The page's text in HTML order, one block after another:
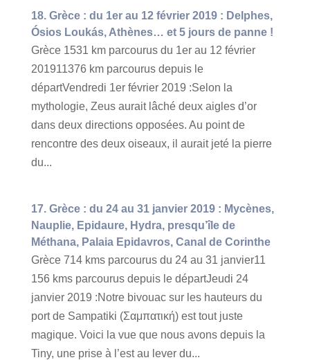
18. Grèce : du 1er au 12 février 2019 : Delphes,
Ósios Loukás, Athènes… et 5 jours de panne !
Grèce 1531 km parcourus du 1er au 12 février
201911376 km parcourus depuis le
départVendredi 1er février 2019 :Selon la
mythologie, Zeus aurait lâché deux aigles d’or
dans deux directions opposées. Au point de
rencontre des deux oiseaux, il aurait jeté la pierre
du...
17. Grèce : du 24 au 31 janvier 2019 : Mycènes,
Nauplie, Epidaure, Hydra, presqu’île de
Méthana, Palaia Epidavros, Canal de Corinthe
Grèce 714 kms parcourus du 24 au 31 janvier11
156 kms parcourus depuis le départJeudi 24
janvier 2019 :Notre bivouac sur les hauteurs du
port de Sampatiki (Σαμπατική) est tout juste
magique. Voici la vue que nous avons depuis la
Tiny, une prise à l’est au lever du...